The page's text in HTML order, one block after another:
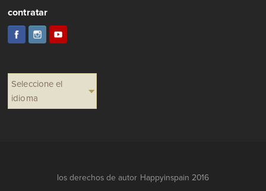
contratar
Seleccione el
idioma
los derechos de autor Happyinspain 2016